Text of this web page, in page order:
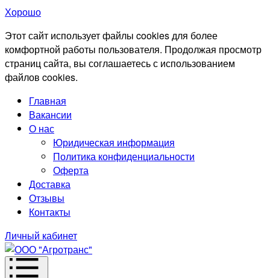
Хорошо
Этот сайт использует файлы cookies для более
комфортной работы пользователя. Продолжая просмотр
страниц сайта, вы соглашаетесь с использованием
файлов cookies.
Главная
Вакансии
О нас
Юридическая информация
Политика конфиденциальности
Оферта
Доставка
Отзывы
Контакты
Личный кабинет